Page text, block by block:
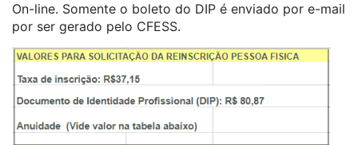
On-line. Somente o boleto do DIP é enviado por e-mail
por ser gerado pelo CFESS.